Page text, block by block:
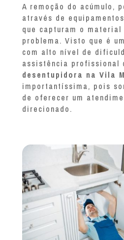
A remoção do acúmulo,
através de
que capturam o material
problema. Visto que é
com alto nível de
assistência profissional
desentupidora na Vila
importantíssima, pois
de oferecer um
direcionado.